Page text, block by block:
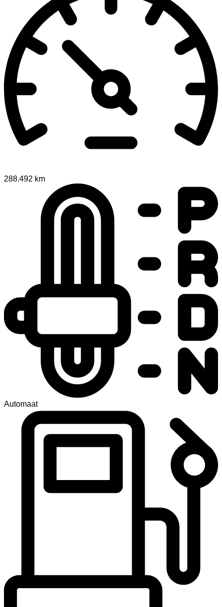
288.492 km
Automaat